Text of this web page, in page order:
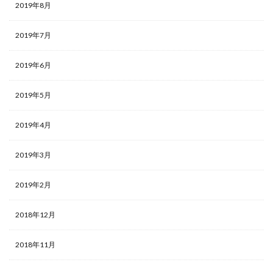
2019年8月
2019年7月
2019年6月
2019年5月
2019年4月
2019年3月
2019年2月
2018年12月
2018年11月